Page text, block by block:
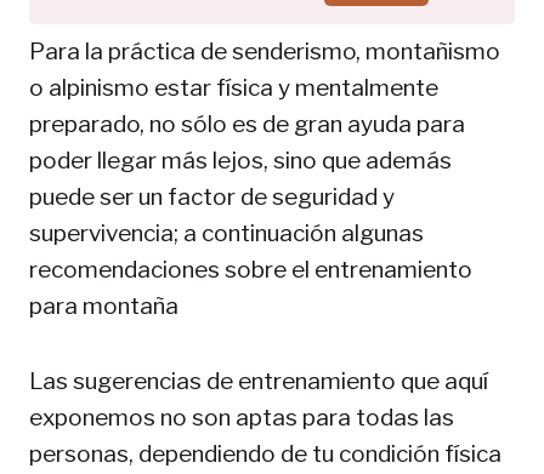
Para la práctica de senderismo, montañismo
o alpinismo estar física y mentalmente
preparado, no sólo es de gran ayuda para
poder llegar más lejos, sino que además
puede ser un factor de seguridad y
supervivencia; a continuación algunas
recomendaciones sobre el entrenamiento
para montaña
Las sugerencias de entrenamiento que aquí
exponemos no son aptas para todas las
personas, dependiendo de tu condición física